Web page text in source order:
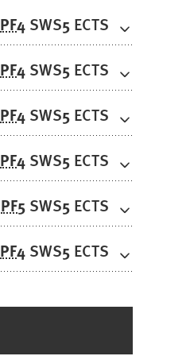
PF4 SWS5 ECTS
PF4 SWS5 ECTS
PF4 SWS5 ECTS
PF4 SWS5 ECTS
PF5 SWS5 ECTS
PF4 SWS5 ECTS